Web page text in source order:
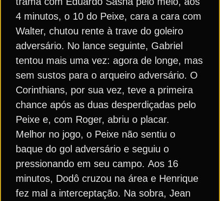
4 minutos, o 10 do Peixe, cara a cara com
Walter, chutou rente à trave do goleiro
adversário. No lance seguinte, Gabriel
tentou mais uma vez: agora de longe, mas
sem sustos para o arqueiro adversário. O
Corinthians, por sua vez, teve a primeira
chance após as duas desperdiçadas pelo
Peixe e, com Roger, abriu o placar.
Melhor no jogo, o Peixe não sentiu o
baque do gol adversário e seguiu o
pressionando em seu campo. Aos 16
minutos, Dodô cruzou na área e Henrique
fez mal a interceptação. Na sobra, Jean